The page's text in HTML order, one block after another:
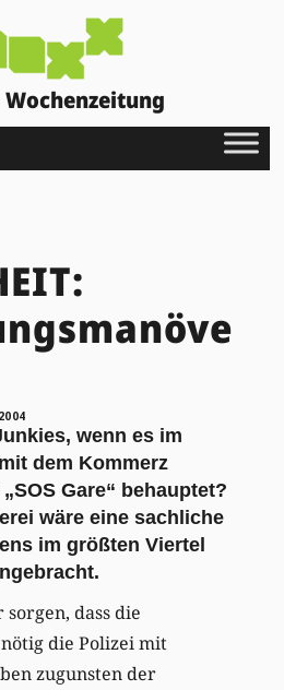
wenn es im
dem Kommerz
Gare“ behauptet?
wäre eine sachliche
im größten Viertel
dass die
die Polizei mit
zugunsten der